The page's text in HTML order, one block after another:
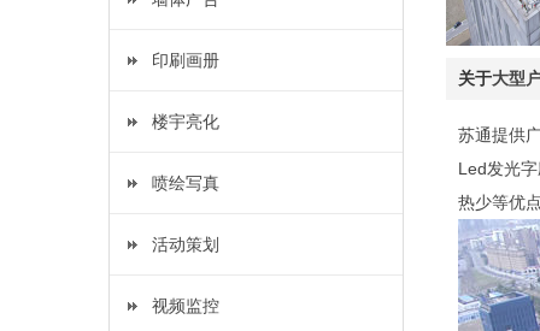
印刷画册
楼宇亮化
喷绘写真
活动策划
视频监控
关于大型
苏通提供
Led发光
热少等优